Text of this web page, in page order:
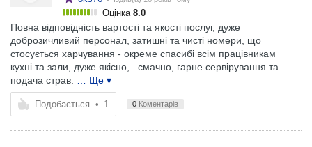
Оцінка 8.0
Повна відповідність вартості та якості послуг, дуже
доброзичливий персонал, затишні та чисті номери, що
стосується харчування - окреме спасибі всім працівникам
кухні та зали, дуже якісно, ​ ​ смачно, гарне сервірування та
подача страв.
… Ще ▾
Подобається • 1 0 Коментарів